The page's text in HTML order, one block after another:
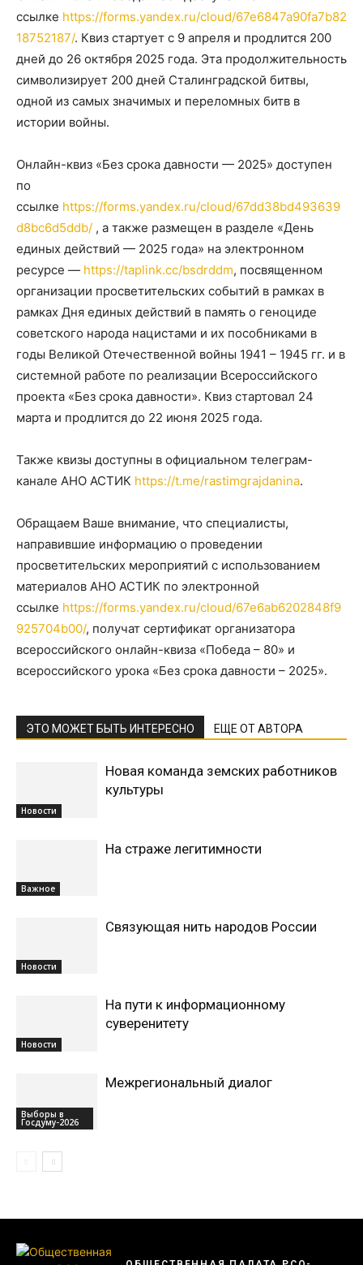
ссылке https://forms.yandex.ru/cloud/67e6847a90fa7b82
18752187/. Квиз стартует с 9 апреля и продлится 200
дней до 26 октября 2025 года. Эта продолжительность
символизирует 200 дней Сталинградской битвы,
одной из самых значимых и переломных битв в
истории войны.
Онлайн-квиз «Без срока давности — 2025» доступен
по
ссылке https://forms.yandex.ru/cloud/67dd38bd493639
d8bc6d5ddb/ , а также размещен в разделе «День
единых действий — 2025 года» на электронном
ресурсе — https://taplink.cc/bsdrddm, посвященном
организации просветительских событий в рамках в
рамках Дня единых действий в память о геноциде
советского народа нацистами и их пособниками в
годы Великой Отечественной войны 1941 – 1945 гг. и в
системной работе по реализации Всероссийского
проекта «Без срока давности». Квиз стартовал 24
марта и продлится до 22 июня 2025 года.
Также квизы доступны в официальном телеграм-
канале АНО АСТИК https://t.me/rastimgrajdanina.
Обращаем Ваше внимание, что специалисты,
направившие информацию о проведении
просветительских мероприятий с использованием
материалов АНО АСТИК по электронной
ссылке https://forms.yandex.ru/cloud/67e6ab6202848f9
925704b00/, получат сертификат организатора
всероссийского онлайн-квиза «Победа – 80» и
всероссийского урока «Без срока давности – 2025».
ЭТО МОЖЕТ БЫТЬ ИНТЕРЕСНО ЕЩЕ ОТ АВТОРА
Новости
Новая команда земских работников
культуры
Важное
На страже легитимности
Новости
Связующая нить народов России
Новости
На пути к информационному
суверенитету
Выборы в
Госдуму-2026
Межрегиональный диалог